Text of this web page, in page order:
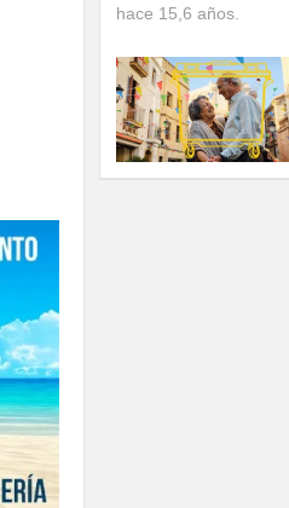
hace 15,6 años.